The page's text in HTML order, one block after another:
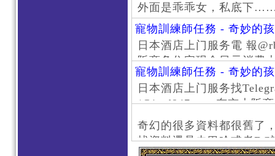
外面是乖乖女，私底下
寵物訓練師任務 - 奇妙的
日本酒店上门服务電 報
阪商务住宅现金日元消费
京风俗 #大阪风俗 #东京
上门服务新宿风俗 #梅田
#日本萝莉 #大阪萝莉 #日
寵物訓練師任務 - 奇妙的
日本酒店上门服务找
/@jptd847utpp 东京大阪
京旅游 #大阪旅游 #东京
东京上门服务 #大阪上门
心斋桥风俗 #日本女孩 #
奇幻的很多資料都很舊了
找資料還是去巴哈或者